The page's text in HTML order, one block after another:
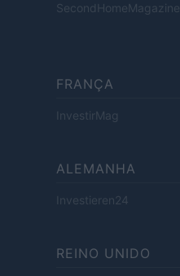
SecondHomeMagazine
FRANÇA
InvestirMag
ALEMANHA
Investieren24
REINO UNIDO